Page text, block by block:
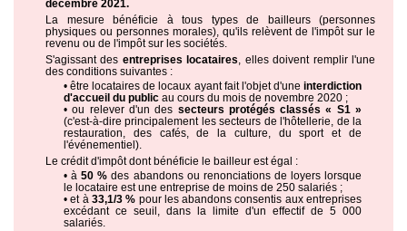
décembre 2021.
La mesure bénéficie à tous types de bailleurs (personnes
physiques ou personnes morales), qu'ils relèvent de l'impôt sur le
revenu ou de l'impôt sur les sociétés.
S'agissant des entreprises locataires, elles doivent remplir l'une
des conditions suivantes :
• être locataires de locaux ayant fait l'objet d'une interdiction
d'accueil du public au cours du mois de novembre 2020 ;
• ou relever d'un des secteurs protégés classés « S1 »
(c'est-à-dire principalement les secteurs de l'hôtellerie, de la
restauration, des cafés, de la culture, du sport et de
l'événementiel).
Le crédit d'impôt dont bénéficie le bailleur est égal :
• à50 % des abandons ou renonciations de loyers lorsque
le locataire est une entreprise de moins de 250 salariés ;
• et à 33,1/3 % pour les abandons consentis aux entreprises
excédant ce seuil, dans la limite d'un effectif de 5 000
salariés.